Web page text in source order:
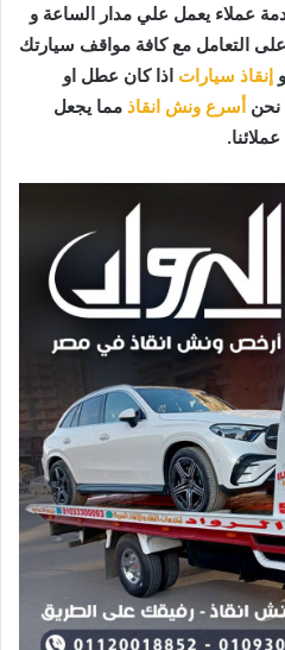
عملاء يعمل علي مدار الساعة و
التعامل مع كافة مواقف سيارتك
إنقاذ سيارات اذا كان عطل او
نحن أسرع ونش انقاذ مما يجعل